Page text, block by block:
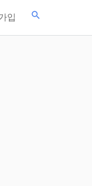
입
검